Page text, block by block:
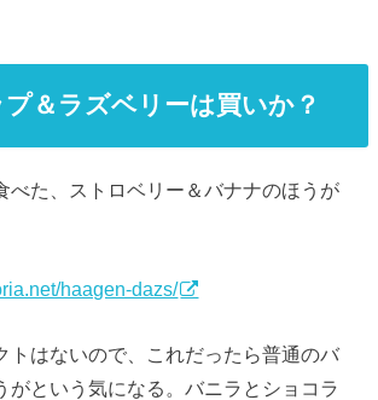
＆ラズベリーは買いか？
べた、ストロベリー＆バナナのほうが
haagen-dazs/
トはないので、これだったら普通のバ
がという気になる。バニラとショコラ